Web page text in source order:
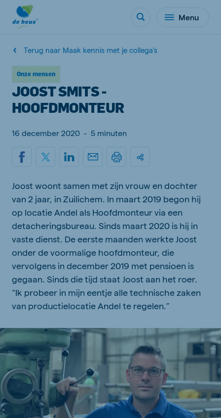
Menu
Terug naar Maak kennis met je collega's
Onze mensen
JOOST SMITS -
HOOFDMONTEUR
16 december 2020 - 5 minuten
Joost woont samen met zijn vrouw en dochter
van 2 jaar, in Zuilichem. In maart 2019 begon hij
op locatie Andel als Hoofdmonteur via een
detacheringsbureau. Sinds maart 2020 is hij in
vaste dienst. De eerste maanden werkte Joost
onder de voormalige hoofdmonteur, die
vervolgens in december 2019 met pensioen is
gegaan. Sinds die tijd staat Joost aan het roer.
“Ik probeer in mijn eentje alle technische zaken
van productielocatie Andel te regelen.”